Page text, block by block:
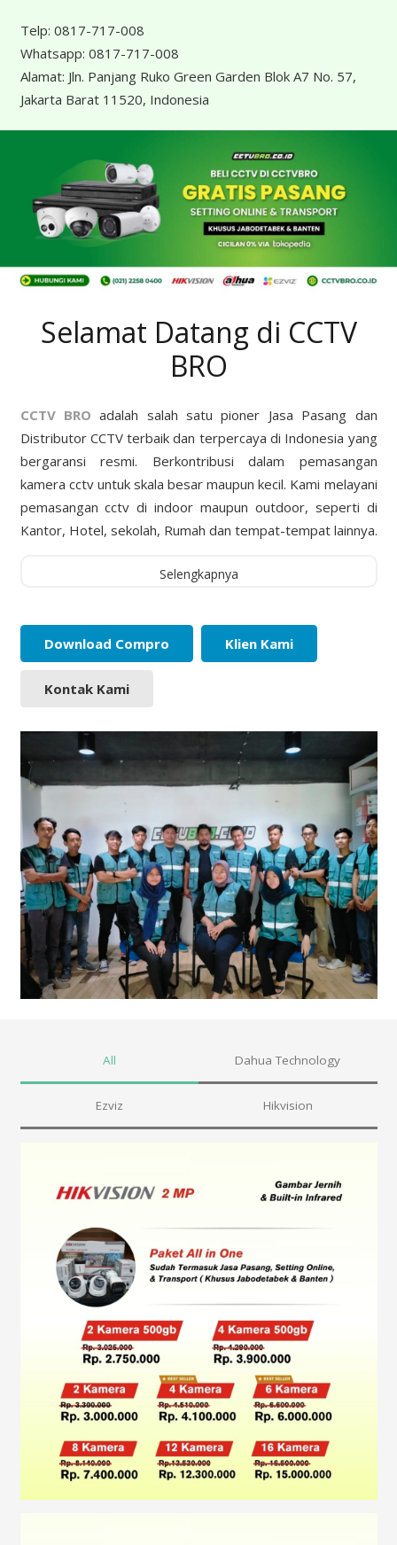
Telp: 0817-717-008
Whatsapp: 0817-717-008
Alamat: Jln. Panjang Ruko Green Garden Blok A7 No. 57,
Jakarta Barat 11520, Indonesia
Selamat Datang di CCTV
BRO
CCTV BRO adalah salah satu pioner Jasa Pasang dan
Distributor CCTV terbaik dan terpercaya di Indonesia yang
bergaransi resmi. Berkontribusi dalam pemasangan
kamera cctv untuk skala besar maupun kecil. Kami melayani
pemasangan cctv di indoor maupun outdoor, seperti di
Kantor, Hotel, sekolah, Rumah dan tempat-tempat lainnya.
Selengkapnya
Download Compro Klien Kami
Kontak Kami
All Dahua Technology
Ezviz Hikvision